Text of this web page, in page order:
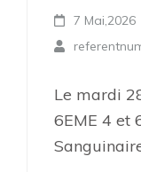
7 Mai,2026
Le mardi
6EME 4 et